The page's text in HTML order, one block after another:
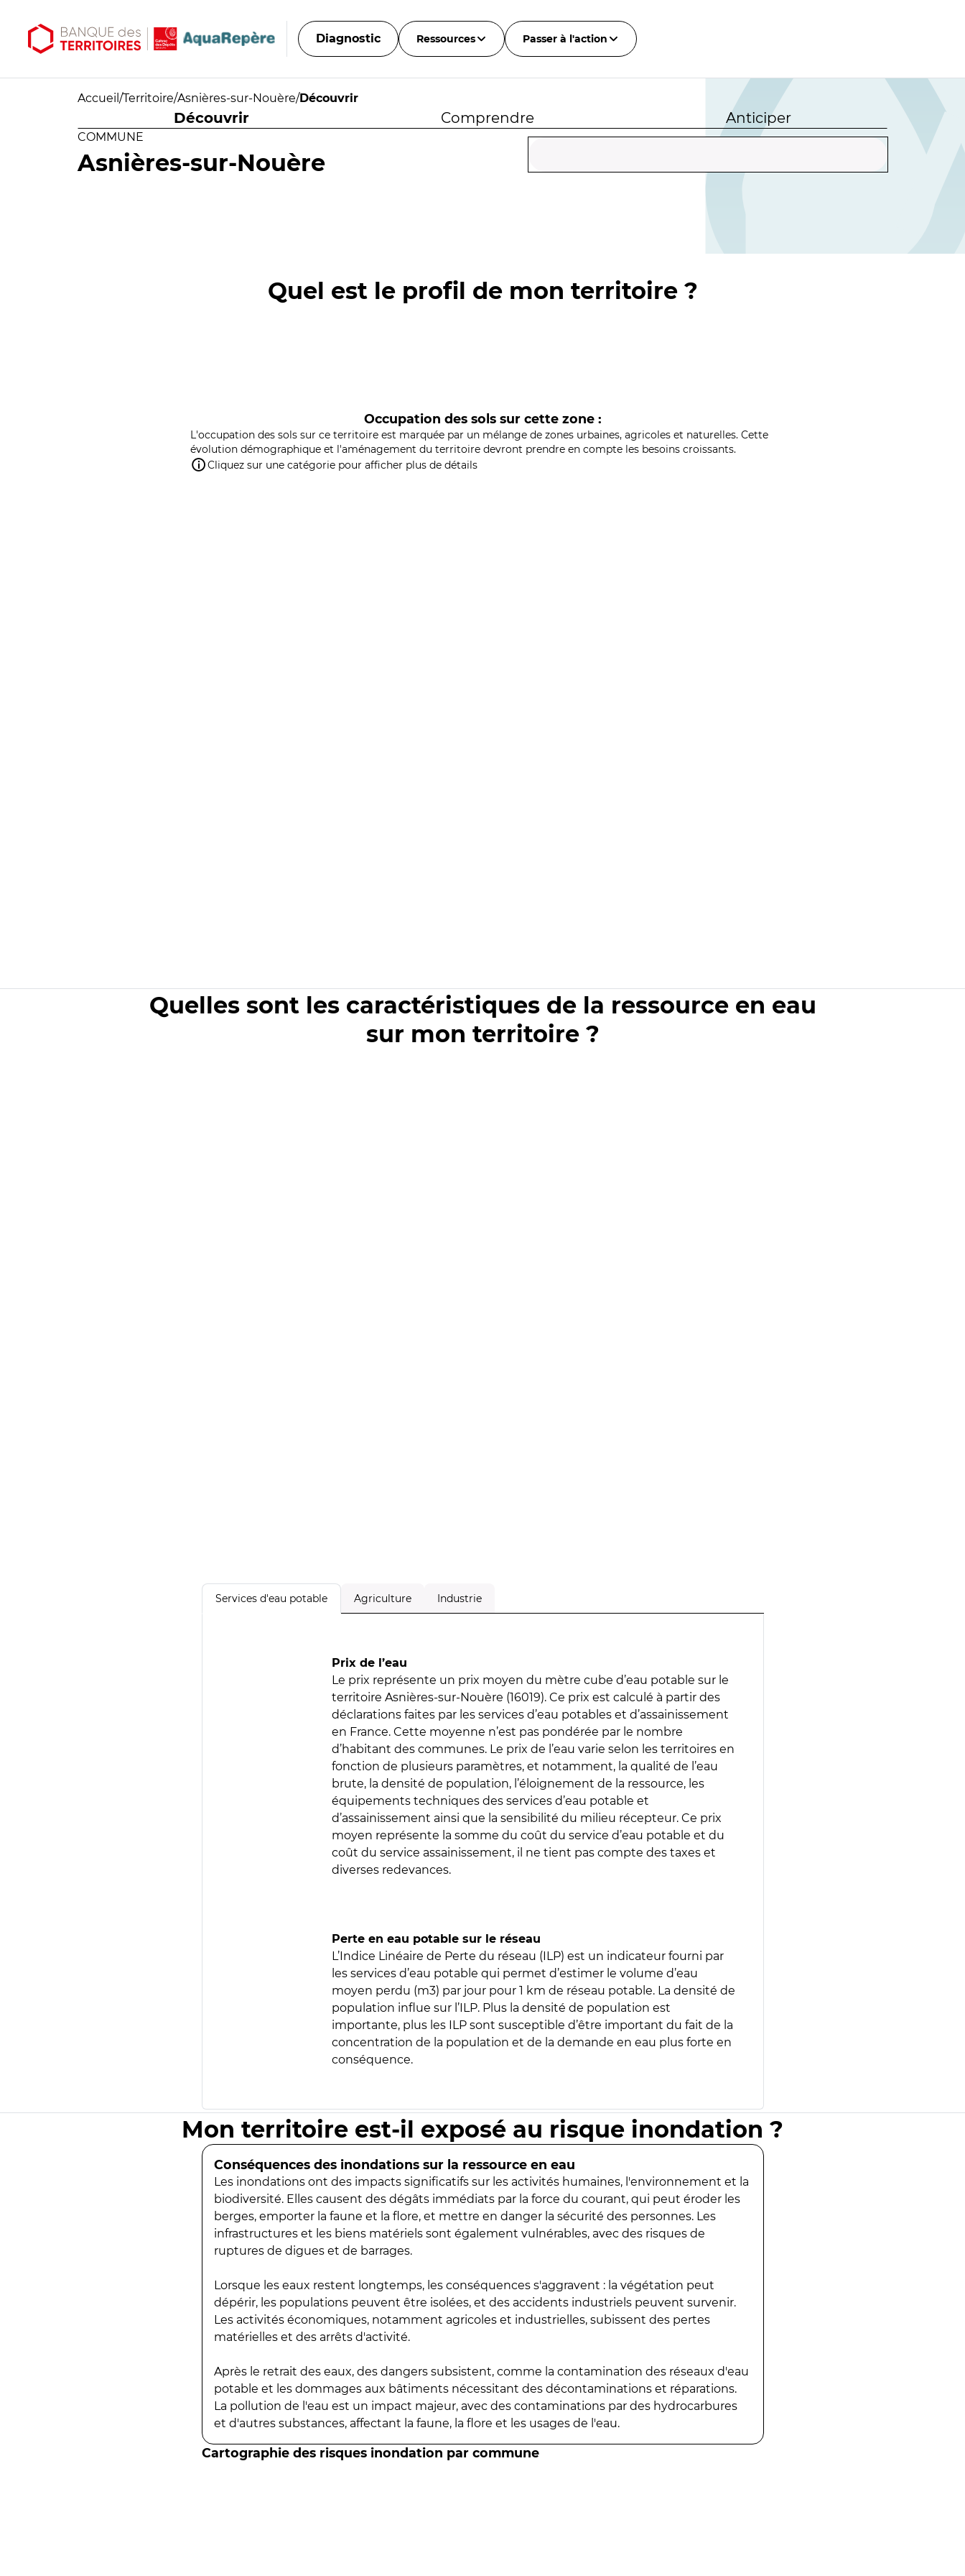
Diagnostic Ressources Passer à l'action
Accueil /Territoire/Asnières-sur-Nouère/Découvrir
Découvrir Comprendre Anticiper
COMMUNE
Asnières-sur-Nouère
Quel est le profil de mon territoire ?
Occupation des sols sur cette zone :
L'occupation des sols sur ce territoire est marquée par un mélange de zones urbaines, agricoles et naturelles. Cette
évolution démographique et l'aménagement du territoire devront prendre en compte les besoins croissants.
Cliquez sur une catégorie pour afficher plus de détails
Quelles sont les caractéristiques de la ressource en eau
sur mon territoire ?
Services d'eau potable Agriculture Industrie
Prix de l’eau
Le prix représente un prix moyen du mètre cube d’eau potable sur le
territoire Asnières-sur-Nouère (16019). Ce prix est calculé à partir des
déclarations faites par les services d’eau potables et d’assainissement
en France. Cette moyenne n’est pas pondérée par le nombre
d’habitant des communes. Le prix de l’eau varie selon les territoires en
fonction de plusieurs paramètres, et notamment, la qualité de l’eau
brute, la densité de population, l’éloignement de la ressource, les
équipements techniques des services d’eau potable et
d’assainissement ainsi que la sensibilité du milieu récepteur. Ce prix
moyen représente la somme du coût du service d’eau potable et du
coût du service assainissement, il ne tient pas compte des taxes et
diverses redevances.
Perte en eau potable sur le réseau
L’Indice Linéaire de Perte du réseau (ILP) est un indicateur fourni par
les services d’eau potable qui permet d’estimer le volume d’eau
moyen perdu (m3) par jour pour 1 km de réseau potable. La densité de
population influe sur l’ILP. Plus la densité de population est
importante, plus les ILP sont susceptible d’être important du fait de la
concentration de la population et de la demande en eau plus forte en
conséquence.
Mon territoire est-il exposé au risque inondation ?
Conséquences des inondations sur la ressource en eau
Les inondations ont des impacts significatifs sur les activités humaines, l'environnement et la
biodiversité. Elles causent des dégâts immédiats par la force du courant, qui peut éroder les
berges, emporter la faune et la flore, et mettre en danger la sécurité des personnes. Les
infrastructures et les biens matériels sont également vulnérables, avec des risques de
ruptures de digues et de barrages.
Lorsque les eaux restent longtemps, les conséquences s'aggravent : la végétation peut
dépérir, les populations peuvent être isolées, et des accidents industriels peuvent survenir.
Les activités économiques, notamment agricoles et industrielles, subissent des pertes
matérielles et des arrêts d'activité.
Après le retrait des eaux, des dangers subsistent, comme la contamination des réseaux d'eau
potable et les dommages aux bâtiments nécessitant des décontaminations et réparations.
La pollution de l'eau est un impact majeur, avec des contaminations par des hydrocarbures
et d'autres substances, affectant la faune, la flore et les usages de l'eau.
Cartographie des risques inondation par commune